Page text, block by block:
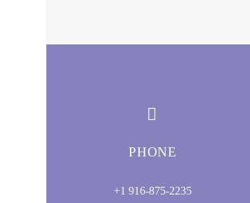


PHONE
+1 916-875-2235